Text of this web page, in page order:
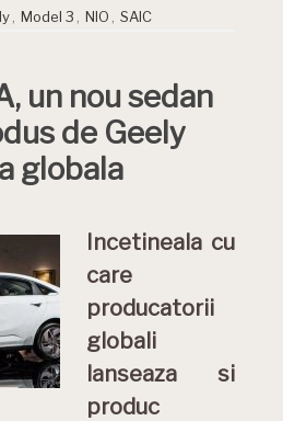
Model 3 NIO SAIC
un nou sedan
de Geely
globala
Incetineala cu
care
producatorii
globali
lanseaza si
produc